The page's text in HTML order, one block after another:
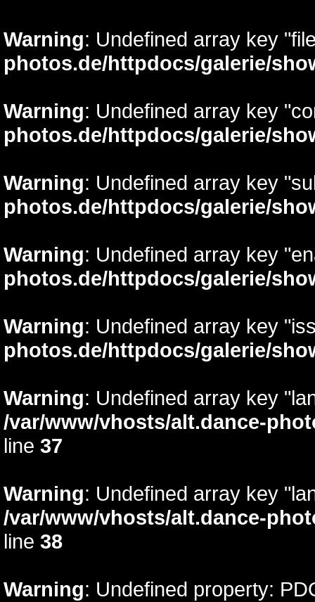
Warning: Undefined array key
photos.de/httpdocs/galerie/
Warning: Undefined array key
photos.de/httpdocs/galerie/
Warning: Undefined array key
photos.de/httpdocs/galerie/
Warning: Undefined array key
photos.de/httpdocs/galerie/
Warning: Undefined array key
photos.de/httpdocs/galerie/
Warning: Undefined array key
/var/www/vhosts/alt.dance-
line 37
Warning: Undefined array key
/var/www/vhosts/alt.dance-
line 38
Warning: Undefined property: